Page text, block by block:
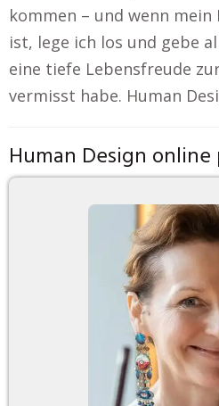
kommen – und wenn
ist, lege ich los und gebe
eine tiefe Lebensfreude
vermisst habe. Human
Human Design online